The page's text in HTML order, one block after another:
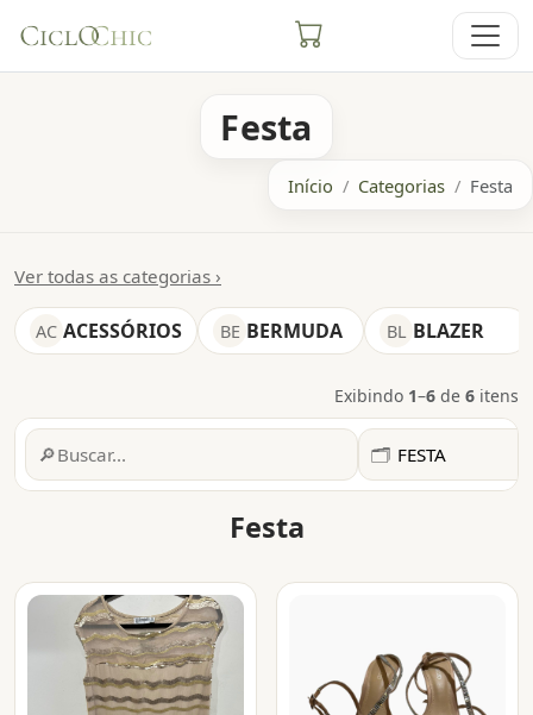
Festa
Início Categorias Festa
Ver todas as categorias ›
AC ACESSÓRIOS BE BERMUDA BL BLAZER
Exibindo 1–6 de 6 itens
🔎 🗂️
Festa